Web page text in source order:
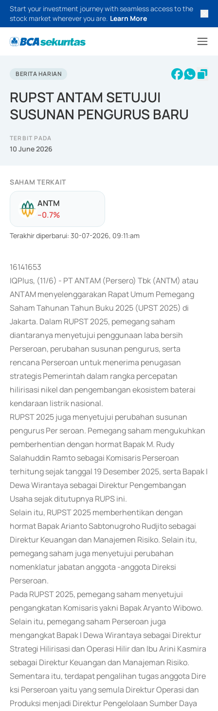
Start your investment journey with seamless access to the
stock market wherever you are. Learn More
BERITA HARIAN
RUPST ANTAM SETUJUI
SUSUNAN PENGURUS BARU
TERBIT PADA
10 June 2026
SAHAM TERKAIT
ANTM
--0.7%
Terakhir diperbarui: 30-07-2026, 09:11:am
16141653
IQPlus, (11/6) - PT ANTAM (Persero) Tbk (ANTM) atau
ANTAM menyelenggarakan Rapat Umum Pemegang
Saham Tahunan Tahun Buku 2025 (UPST 2025) di
Jakarta. Dalam RUPST 2025, pemegang saham
diantaranya menyetujui penggunaan laba bersih
Perseroan, perubahan susunan pengurus, serta
rencana Perseroan untuk menerima penugasan
strategis Pemerintah dalam rangka percepatan
hilirisasi nikel dan pengembangan ekosistem baterai
kendaraan listrik nasional.
RUPST 2025 juga menyetujui perubahan susunan
pengurus Per seroan. Pemegang saham mengukuhkan
pemberhentian dengan hormat Bapak M. Rudy
Salahuddin Ramto sebagai Komisaris Perseroan
terhitung sejak tanggal 19 Desember 2025, serta Bapak I
Dewa Wirantaya sebagai Direktur Pengembangan
Usaha sejak ditutupnya RUPS ini.
Selain itu, RUPST 2025 memberhentikan dengan
hormat Bapak Arianto Sabtonugroho Rudjito sebagai
Direktur Keuangan dan Manajemen Risiko. Selain itu,
pemegang saham juga menyetujui perubahan
nomenklatur jabatan anggota -anggota Direksi
Perseroan.
Pada RUPST 2025, pemegang saham menyetujui
pengangkatan Komisaris yakni Bapak Aryanto Wibowo.
Selain itu, pemegang saham Perseroan juga
mengangkat Bapak I Dewa Wirantaya sebagai Direktur
Strategi Hilirisasi dan Operasi Hilir dan Ibu Arini Kasmira
sebagai Direktur Keuangan dan Manajeman Risiko.
Sementara itu, terdapat pengalihan tugas anggota Dire
ksi Perseroan yaitu yang semula Direktur Operasi dan
Produksi menjadi Direktur Pengelolaan Sumber Daya